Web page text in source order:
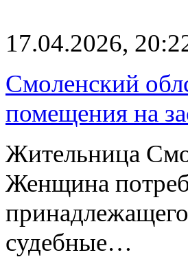
17.04.2026,
Смоленский
помещения на
Жительница
Женщина
судебные…